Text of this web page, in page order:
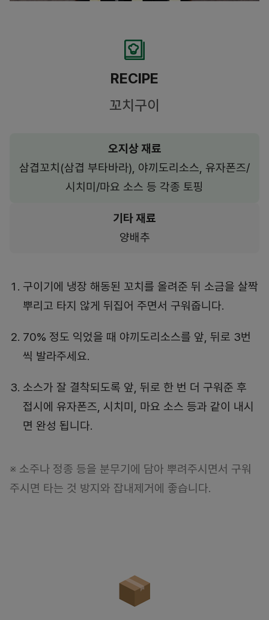
RECIPE
꼬치구이
오지상 재료
삼겹꼬치(삼겹 부타바라), 야끼도리소스, 유자폰즈/
시치미/마요 소스 등 각종 토핑
기타 재료
양배추
구이기에 냉장 해동된 꼬치를 올려준 뒤 소금을 살짝
뿌리고 타지 않게 뒤집어 주면서 구워줍니다.
70% 정도 익었을 때 야끼도리소스를 앞, 뒤로 3번
씩 발라주세요.
소스가 잘 결착되도록 앞, 뒤로 한 번 더 구워준 후
접시에 유자폰즈, 시치미, 마요 소스 등과 같이 내시
면 완성 됩니다.
※ 소주나 정종 등을 분무기에 담아 뿌려주시면서 구워
주시면 타는 것 방지와 잡내제거에 좋습니다.